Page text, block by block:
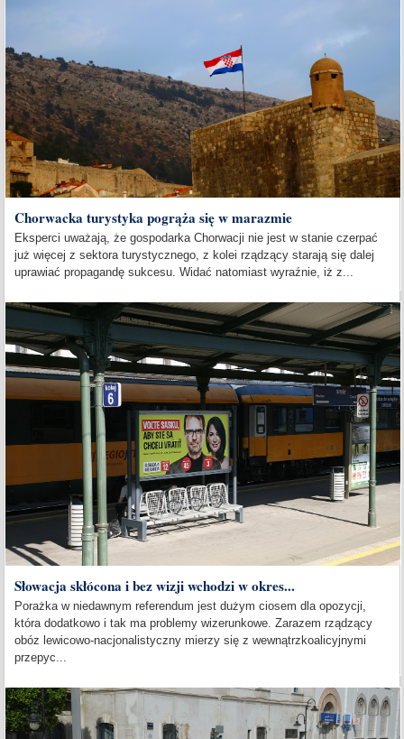
Chorwacka turystyka pogrąża się w marazmie
Eksperci uważają, że gospodarka Chorwacji nie jest w stanie czerpać
już więcej z sektora turystycznego, z kolei rządzący starają się dalej
uprawiać propagandę sukcesu. Widać natomiast wyraźnie, iż z...
Słowacja skłócona i bez wizji wchodzi w okres...
Porażka w niedawnym referendum jest dużym ciosem dla opozycji,
która dodatkowo i tak ma problemy wizerunkowe. Zarazem rządzący
obóz lewicowo-nacjonalistyczny mierzy się z wewnątrzkoalicyjnymi
przepyc...